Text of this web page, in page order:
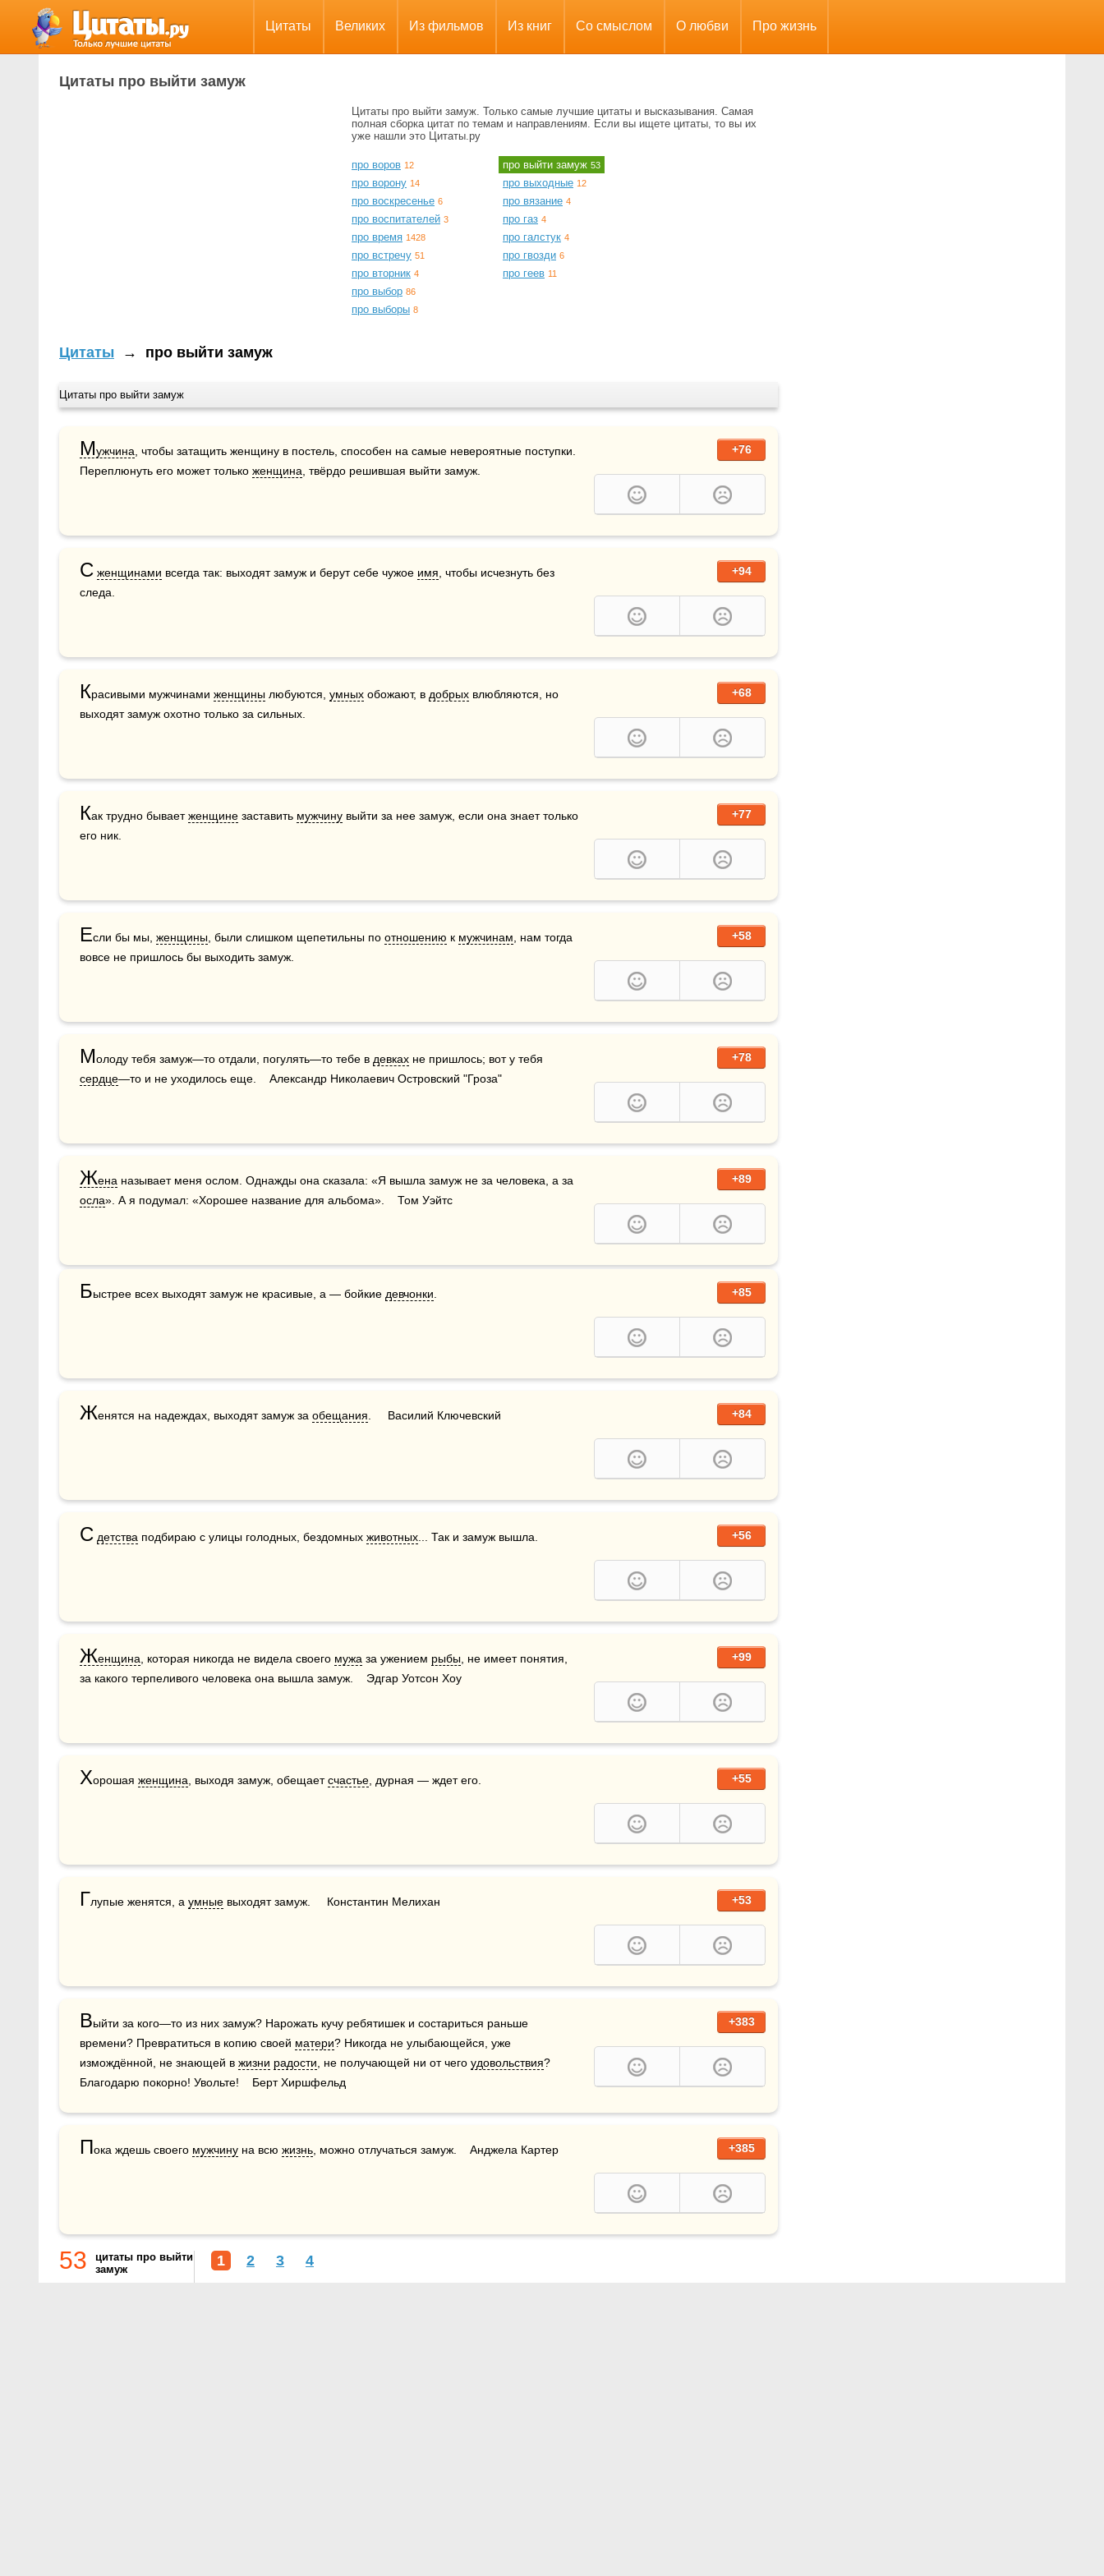
Цитаты Великих Из фильмов Из книг Со смыслом О любви Про жизнь
Цитаты про выйти замуж
Цитаты про выйти замуж. Только самые лучшие цитаты и высказывания. Самая
полная сборка цитат по темам и направлениям. Если вы ищете цитаты, то вы их
уже нашли это Цитаты.ру
про воров 12
про ворону 14
про воскресенье 6
про воспитателей 3
про время 1428
про встречу 51
про вторник 4
про выбор 86
про выборы 8
про выйти замуж 53
про выходные 12
про вязание 4
про газ 4
про галстук 4
про гвозди 6
про геев 11
Цитаты → про выйти замуж
Цитаты про выйти замуж
+76
Мужчина , чтобы затащить женщину в постель, способен на самые невероятные поступки.
Переплюнуть его может только женщина , твёрдо решившая выйти замуж.
+94
С женщинами всегда так: выходят замуж и берут себе чужое имя , чтобы исчезнуть без
следа.
+68
Красивыми мужчинами женщины любуются, умных обожают, в добрых влюбляются, но
выходят замуж охотно только за сильных.
+77
Как трудно бывает женщине заставить мужчину выйти за нее замуж, если она знает только
его ник.
+58
Если бы мы, женщины , были слишком щепетильны по отношению к мужчинам , нам тогда
вовсе не пришлось бы выходить замуж.
+78
Молоду тебя замуж—то отдали, погулять—то тебе в девках
сердце—то и не уходилось еще.    Александр Николаевич Островский "Гроза"
+89
Жена
осла». А я подумал: «Хорошее название для альбома».    Том Уэйтс
+85
Быстрее всех выходят замуж не красивые, а — бойкие девчонки
+84
Женятся на надеждах, выходят замуж за обещания .     Василий Ключевский
+56
С детства подбираю с улицы голодных, бездомных животных ... Так и замуж вышла.
+99
Женщина , которая никогда не видела своего мужа за ужением рыбы , не имеет понятия,
за какого терпеливого человека она вышла замуж.    Эдгар Уотсон Хоу
+55
Хорошая женщина , выходя замуж, обещает счастье , дурная — ждет его.
+53
Глупые женятся, а умные выходят замуж.     Константин Мелихан
+383
Выйти за кого—то из них замуж? Нарожать кучу ребятишек и состариться раньше
времени? Превратиться в копию своей матери? Никогда не улыбающейся, уже
измождённой, не знающей в жизни радости , не получающей ни от чего удовольствия?
Благодарю покорно! Увольте!    Берт Хиршфельд
+385
Пока ждешь своего мужчину на всю жизнь , можно отлучаться замуж.    Анджела Картер
53
цитаты про выйти
замуж
1 2 3 4